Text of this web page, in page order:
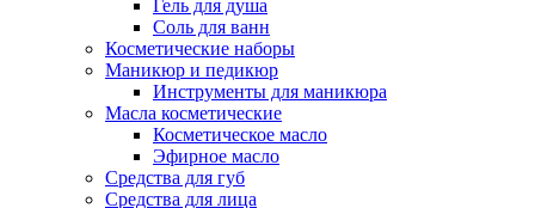
Гель для душа
Соль для ванн
Косметические наборы
Маникюр и педикюр
Инструменты для маникюра
Масла косметические
Косметическое масло
Эфирное масло
Средства для губ
Средства для лица